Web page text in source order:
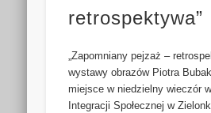
retrospektywa”
„Zapomniany pejzaż –
wystawy obrazów Piotra
miejsce w niedzielny wieczór
Integracji Społecznej w